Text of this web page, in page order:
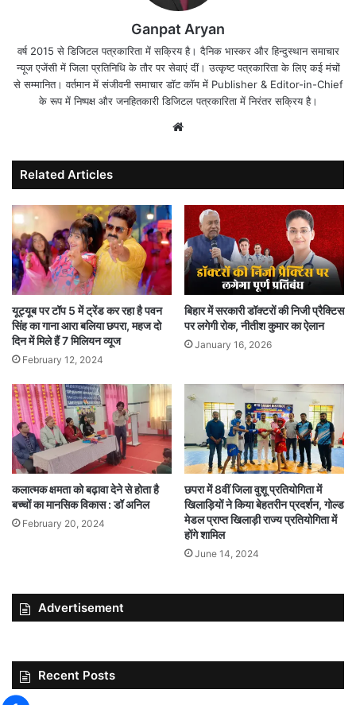
Ganpat Aryan
वर्ष 2015 से डिजिटल पत्रकारिता में सक्रिय है। दैनिक भास्कर और हिन्दुस्थान समाचार
न्यूज एजेंसी में जिला प्रतिनिधि के तौर पर सेवाएं दीं। उत्कृष्ट पत्रकारिता के लिए कई मंचों
से सम्मानित। वर्तमान में संजीवनी समाचार डॉट कॉम में Publisher & Editor-in-Chief
के रूप में निष्पक्ष और जनहितकारी डिजिटल पत्रकारिता में निरंतर सक्रिय है।
Related Articles
यूट्यूब पर टॉप 5 में ट्रेंड कर रहा है पवन
सिंह का गाना आरा बलिया छपरा, महज दो
दिन में मिले हैं 7 मिलियन व्यूज
February 12, 2024
बिहार में सरकारी डॉक्टरों की निजी प्रैक्टिस
पर लगेगी रोक, नीतीश कुमार का ऐलान
January 16, 2026
कलात्मक क्षमता को बढ़ावा देने से होता है
बच्चों का मानसिक विकास : डॉ अनिल
February 20, 2024
छपरा में 8वीं जिला वुशू प्रतियोगिता में
खिलाड़ियों ने किया बेहतरीन प्रदर्शन, गोल्ड
मेडल प्राप्त खिलाड़ी राज्य प्रतियोगिता में
होंगे शामिल
June 14, 2024
Advertisement
Recent Posts